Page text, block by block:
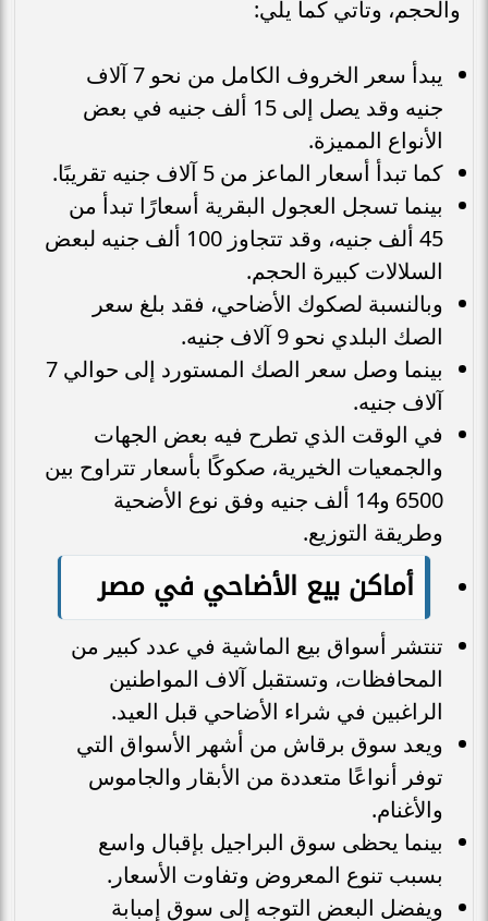
والحجم، وتأتي كما يلي:
يبدأ سعر الخروف الكامل من نحو 7 آلاف
جنيه وقد يصل إلى 15 ألف جنيه في بعض
الأنواع المميزة.
كما تبدأ أسعار الماعز من 5 آلاف جنيه تقريبًا.
بينما تسجل العجول البقرية أسعارًا تبدأ من
45 ألف جنيه، وقد تتجاوز 100 ألف جنيه لبعض
السلالات كبيرة الحجم.
وبالنسبة لصكوك الأضاحي، فقد بلغ سعر
الصك البلدي نحو 9 آلاف جنيه.
بينما وصل سعر الصك المستورد إلى حوالي 7
آلاف جنيه.
في الوقت الذي تطرح فيه بعض الجهات
والجمعيات الخيرية، صكوكًا بأسعار تتراوح بين
6500 و14 ألف جنيه وفق نوع الأضحية
وطريقة التوزيع.
أماكن بيع الأضاحي في مصر
تنتشر أسواق بيع الماشية في عدد كبير من
المحافظات، وتستقبل آلاف المواطنين
الراغبين في شراء الأضاحي قبل العيد.
ويعد سوق برقاش من أشهر الأسواق التي
توفر أنواعًا متعددة من الأبقار والجاموس
والأغنام.
بينما يحظى سوق البراجيل بإقبال واسع
بسبب تنوع المعروض وتفاوت الأسعار.
ويفضل البعض التوجه إلى سوق إمبابة